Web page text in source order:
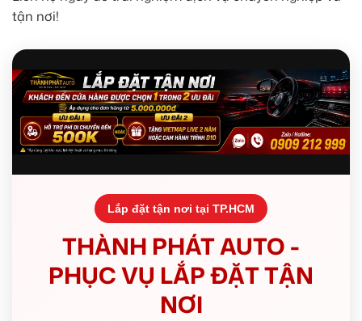
tận nơi!
Lắp đặt tận nơi tại TP.HCM
THÀNH PHÁT AUTO -
PHỤC VỤ LẮP ĐẶT TẬN
NƠI